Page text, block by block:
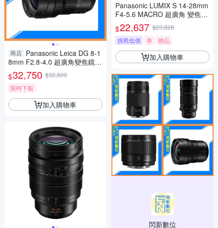
商店 Panasonic Leica DG 8-1
8mm F2.8-4.0 超廣角變焦鏡(8
-18,公司貨)
$32,750 $32,900
限時下殺
加入購物車
Panasonic LUMIX S 14-28mm
F4-5.6 MACRO 超廣角 變焦鏡
頭 公司貨 S-R1428
$22,637 $23,828
挑戰低價
券 贈品
加入購物車
閃新數位